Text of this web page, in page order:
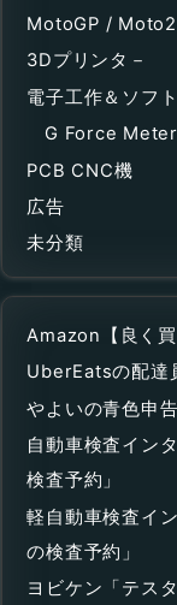
MotoGP /
3Dプリンタ－
電子工作＆ソフト
G Force Meter
PCB CNC機
広告
未分類
Amazon【良く買
UberEatsの配達
やよいの青色申
自動車検査イン
検査予約」
軽自動車検査イ
の検査予約」
ヨビケン「テスタ